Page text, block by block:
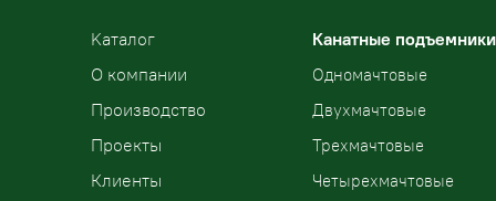
Kаталог
О компании
Производство
Проекты
Клиенты
Канатные подъемники
Одномачтовые
Двухмачтовые
Трехмачтовые
Четырехмачтовые